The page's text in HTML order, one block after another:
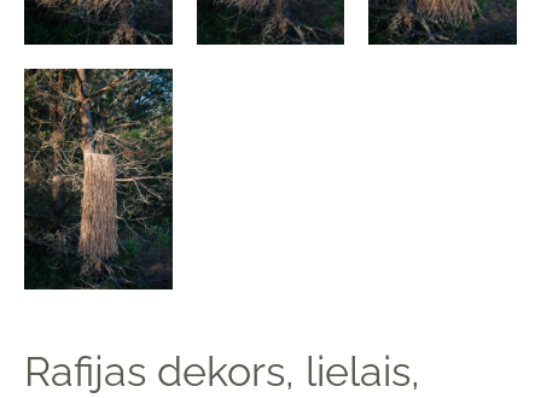
Rafijas dekors, lielais,